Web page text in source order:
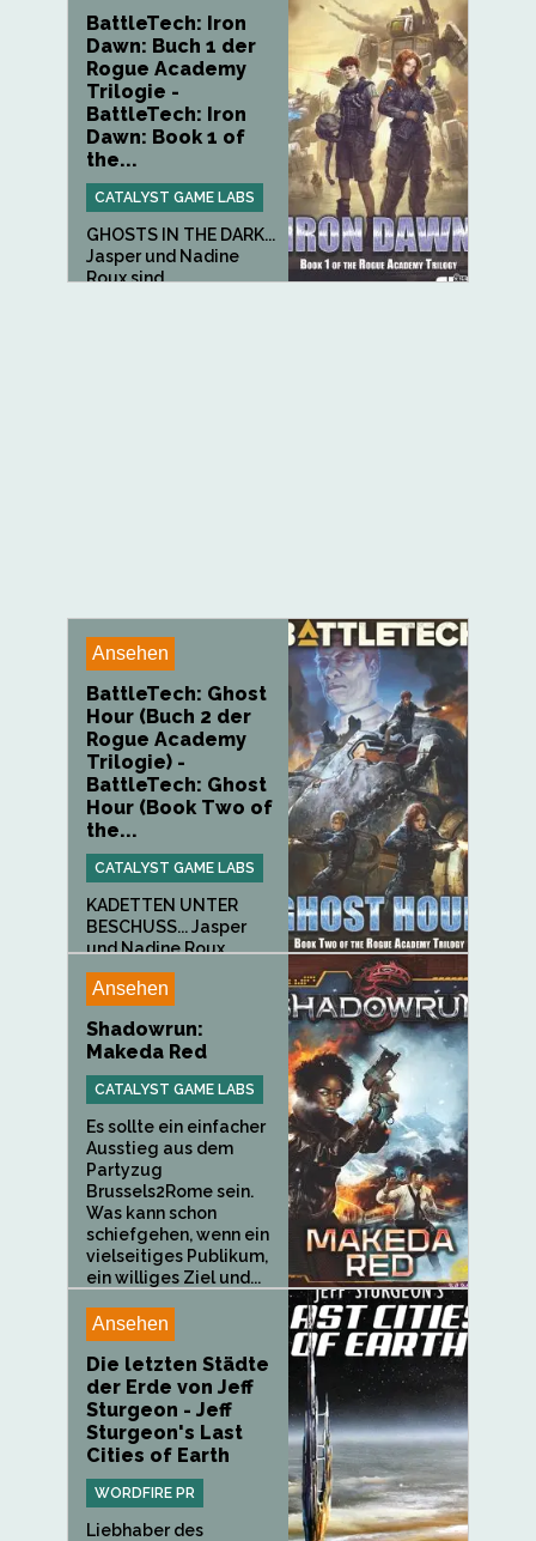
BattleTech: Iron
Dawn: Buch 1 der
Rogue Academy
Trilogie -
BattleTech: Iron
Dawn: Book 1 of
the...
CATALYST GAME LABS
GHOSTS IN THE DARK...
Jasper und Nadine
Roux sind...
Ansehen
BattleTech: Ghost
Hour (Buch 2 der
Rogue Academy
Trilogie) -
BattleTech: Ghost
Hour (Book Two of
the...
CATALYST GAME LABS
KADETTEN UNTER
BESCHUSS... Jasper
und Nadine Roux...
Ansehen
Shadowrun:
Makeda Red
CATALYST GAME LABS
Es sollte ein einfacher
Ausstieg aus dem
Partyzug
Brussels2Rome sein.
Was kann schon
schiefgehen, wenn ein
vielseitiges Publikum,
ein williges Ziel und...
Ansehen
Die letzten Städte
der Erde von Jeff
Sturgeon - Jeff
Sturgeon's Last
Cities of Earth
WORDFIRE PR
Liebhaber des